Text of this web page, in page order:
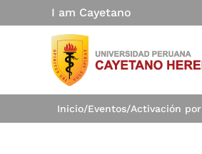
I am Cayetano
Inicio/Eventos/